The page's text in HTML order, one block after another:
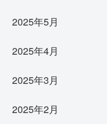
2025年5月
2025年4月
2025年3月
2025年2月